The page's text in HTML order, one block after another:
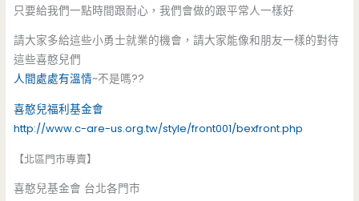
只要給我們一點時間跟耐心，我們會做的跟平常人一樣好
請大家多給這些小勇士就業的機會，請大家能像和朋友一樣的對待
這些喜憨兒們
人間處處有溫情~不是嗎??
喜憨兒福利基金會
http://www.c-are-us.org.tw/style/front001/bexfront.php
【北區門市專賣】
喜憨兒基金會 台北各門市